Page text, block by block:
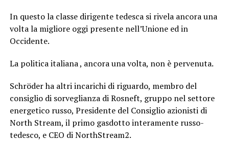
In questo la classe dirigente tedesca si rivela ancora una
volta la migliore oggi presente nell’Unione ed in
Occidente.
La politica italiana , ancora una volta, non è pervenuta.
Schröder ha altri incarichi di riguardo, membro del
consiglio di sorveglianza di Rosneft, gruppo nel settore
energetico russo, Presidente del Consiglio azionisti di
North Stream, il primo gasdotto interamente russo-
tedesco, e CEO di NorthStream2.